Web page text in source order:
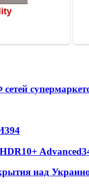
394
Advanced
над